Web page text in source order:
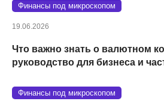
Финансы под микроскопом
19.06.2026
Что важно знать о валютном
руководство для бизнеса и
Финансы под микроскопом